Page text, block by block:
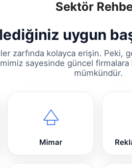
Sektör
uygun
zarfında kolayca erişin. Peki,
sayesinde güncel firmalara
mümkündür.
Mimar